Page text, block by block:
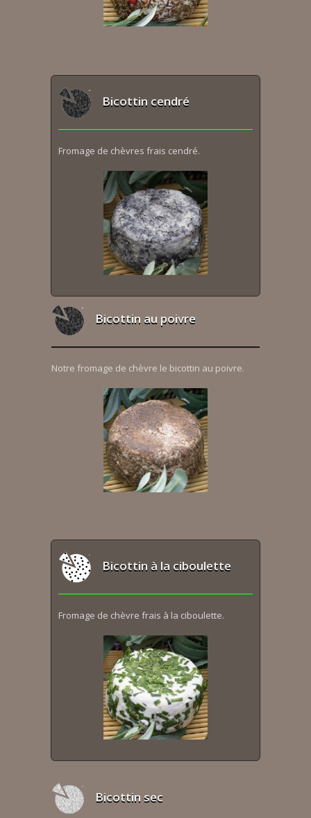
Bicottin cendré
Fromage de chèvres frais cendré.
Bicottin au poivre
Notre fromage de chèvre le bicottin au poivre.
Bicottin à la ciboulette
Fromage de chèvre frais à la ciboulette.
Bicottin sec